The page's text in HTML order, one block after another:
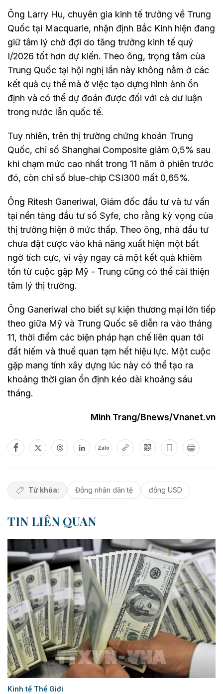
Ông Larry Hu, chuyên gia kinh tế trưởng về Trung
Quốc tại Macquarie, nhận định Bắc Kinh hiện đang
giữ tâm lý chờ đợi do tăng trưởng kinh tế quý
I/2026 tốt hơn dự kiến. Theo ông, trọng tâm của
Trung Quốc tại hội nghị lần này không nằm ở các
kết quả cụ thể mà ở việc tạo dựng hình ảnh ổn
định và có thể dự đoán được đối với cả dư luận
trong nước lẫn quốc tế.
Tuy nhiên, trên thị trường chứng khoán Trung
Quốc, chỉ số Shanghai Composite giảm 0,5% sau
khi chạm mức cao nhất trong 11 năm ở phiên trước
đó, còn chỉ số blue-chip CSI300 mất 0,65%.
Ông Ritesh Ganeriwal, Giám đốc đầu tư và tư vấn
tại nền tảng đầu tư số Syfe, cho rằng kỳ vọng của
thị trường hiện ở mức thấp. Theo ông, nhà đầu tư
chưa đặt cược vào khả năng xuất hiện một bất
ngờ tích cực, vì vậy ngay cả một kết quả khiêm
tốn từ cuộc gặp Mỹ - Trung cũng có thể cải thiện
tâm lý thị trường.
Ông Ganeriwal cho biết sự kiện thương mại lớn tiếp
theo giữa Mỹ và Trung Quốc sẽ diễn ra vào tháng
11, thời điểm các biện pháp hạn chế liên quan tới
đất hiếm và thuế quan tạm hết hiệu lực. Một cuộc
gặp mang tính xây dựng lúc này có thể tạo ra
khoảng thời gian ổn định kéo dài khoảng sáu
tháng.
Minh Trang/Bnews/Vnanet.vn
Zalo
Từ khóa: Đồng nhân dân tệ đồng USD
TIN LIÊN QUAN
Kinh tế Thế Giới